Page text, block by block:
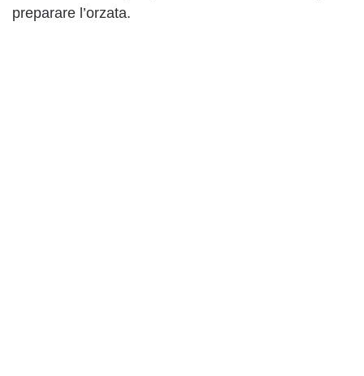
preparare l’orzata.